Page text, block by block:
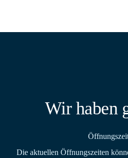
Wir haben
Die aktuellen Öffnungszeiten